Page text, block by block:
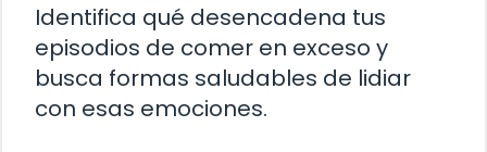
Identifica qué desencadena tus
episodios de comer en exceso y
busca formas saludables de lidiar
con esas emociones.